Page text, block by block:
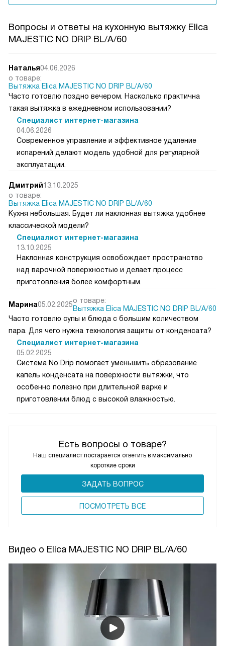
Вопросы и ответы на кухонную вытяжку Elica
MAJESTIC NO DRIP BL/A/60
Есть вопросы о товаре?
Наш специалист постарается ответить в максимально
короткие сроки
ЗАДАТЬ ВОПРОС
ПОCМОТРЕТЬ ВСЕ
Наталья04.06.2026
о товаре:
Вытяжка Elica MAJESTIC NO DRIP BL/A/60
Часто готовлю поздно вечером. Насколько практична
такая вытяжка в ежедневном использовании?
Специалист интернет-магазина
04.06.2026
Современное управление и эффективное удаление
испарений делают модель удобной для регулярной
эксплуатации.
Дмитрий13.10.2025
о товаре:
Вытяжка Elica MAJESTIC NO DRIP BL/A/60
Кухня небольшая. Будет ли наклонная вытяжка удобнее
классической модели?
Специалист интернет-магазина
13.10.2025
Наклонная конструкция освобождает пространство
над варочной поверхностью и делает процесс
приготовления более комфортным.
Марина05.02.2025о товаре:
Вытяжка Elica MAJESTIC NO DRIP BL/A/60
Часто готовлю супы и блюда с большим количеством
пара. Для чего нужна технология защиты от конденсата?
Специалист интернет-магазина
05.02.2025
Система No Drip помогает уменьшить образование
капель конденсата на поверхности вытяжки, что
особенно полезно при длительной варке и
приготовлении блюд с высокой влажностью.
Видео о Elica MAJESTIC NO DRIP BL/A/60